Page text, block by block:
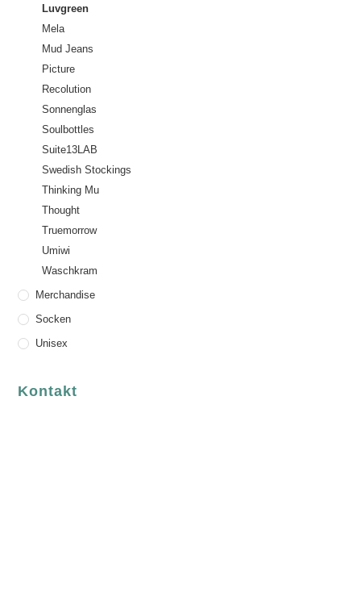
Luvgreen
Mela
Mud Jeans
Picture
Recolution
Sonnenglas
Soulbottles
Suite13LAB
Swedish Stockings
Thinking Mu
Thought
Truemorrow
Umiwi
Waschkram
Merchandise
Socken
Unisex
Kontakt